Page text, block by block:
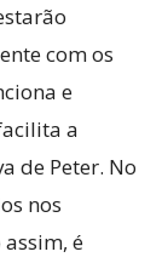
com os
e
a
de Peter. No
nos
é